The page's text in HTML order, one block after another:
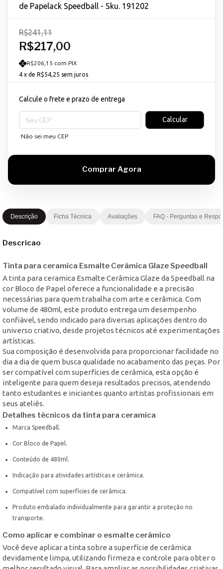
de Papelack Speedball - Sku. 191202
R$217,00
R$241,11
R$206,15 com PIX
4 x de R$54,25 sem juros
Calcule o frete e prazo de entrega
Entregas para o CEP:
Calcular
Não sei meu CEP
Descrição Ficha Técnica Avaliações FAQ - Perguntas e
Descricao
Tinta para ceramica Esmalte Cerâmica Glaze Speedball
A tinta para ceramica Esmalte Cerâmica Glaze da Speedball na
cor Bloco de Papel oferece a funcionalidade e a precisão
necessárias para quem trabalha com arte e cerâmica. Com
volume de 480ml, este produto entrega um desempenho
confiável, sendo indicado para diversas aplicações dentro do
universo criativo, desde projetos técnicos até experimentações
artísticas.
Sua composição é desenvolvida para proporcionar facilidade no
dia a dia de quem busca qualidade no acabamento das peças. Por
ser compatível com superfícies de cerâmica, esta opção é
inteligente para quem deseja resultados precisos, atendendo
tanto estudantes e iniciantes quanto artistas profissionais em
seus ateliês.
Detalhes técnicos da tinta para ceramica
Marca Speedball.
Cor Bloco de Papel.
Conteúdo de 480ml.
Indicação para atividades artísticas e cerâmica.
Compatível com superfícies de cerâmica.
Produto embalado individualmente para garantir a proteção no
transporte.
Como aplicar e combinar o esmalte cerâmico
Você deve aplicar a tinta sobre a superfície de cerâmica
devidamente limpa, utilizando firmeza e controle para obter o